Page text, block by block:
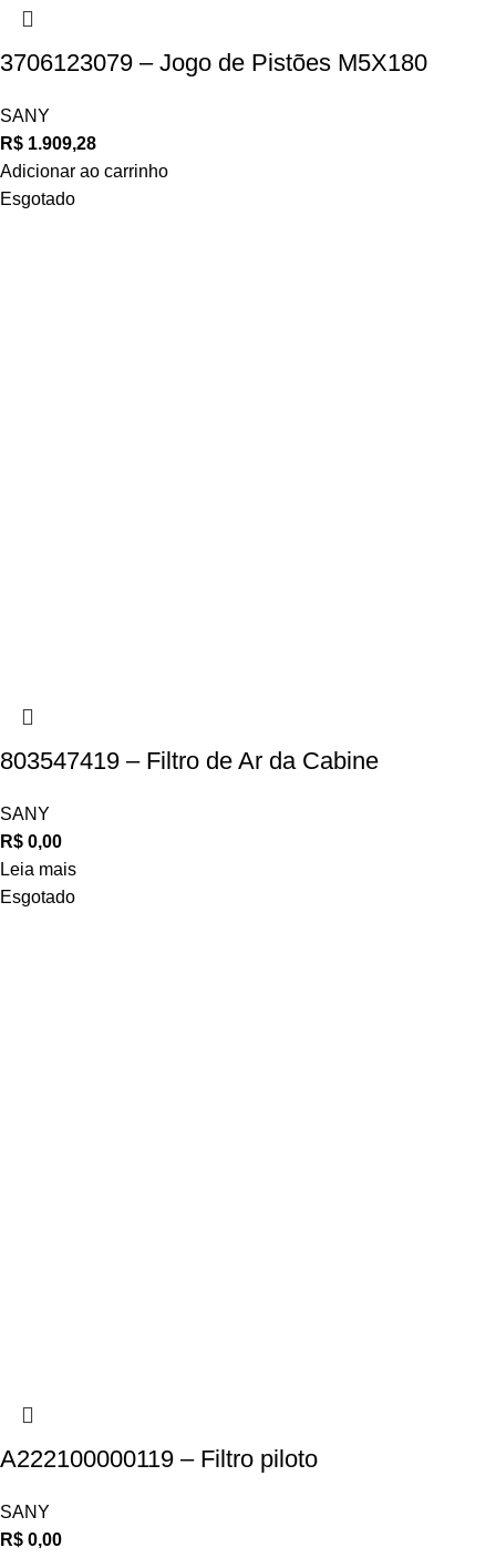
3706123079 – Jogo de Pistões M5X180
SANY
R$ 1.909,28
Adicionar ao carrinho
Esgotado
803547419 – Filtro de Ar da Cabine
SANY
R$ 0,00
Leia mais
Esgotado
A222100000119 – Filtro piloto
SANY
R$ 0,00